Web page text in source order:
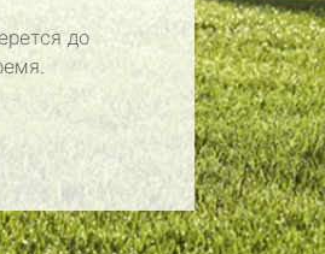
до